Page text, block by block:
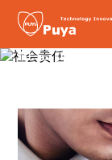
社会责任